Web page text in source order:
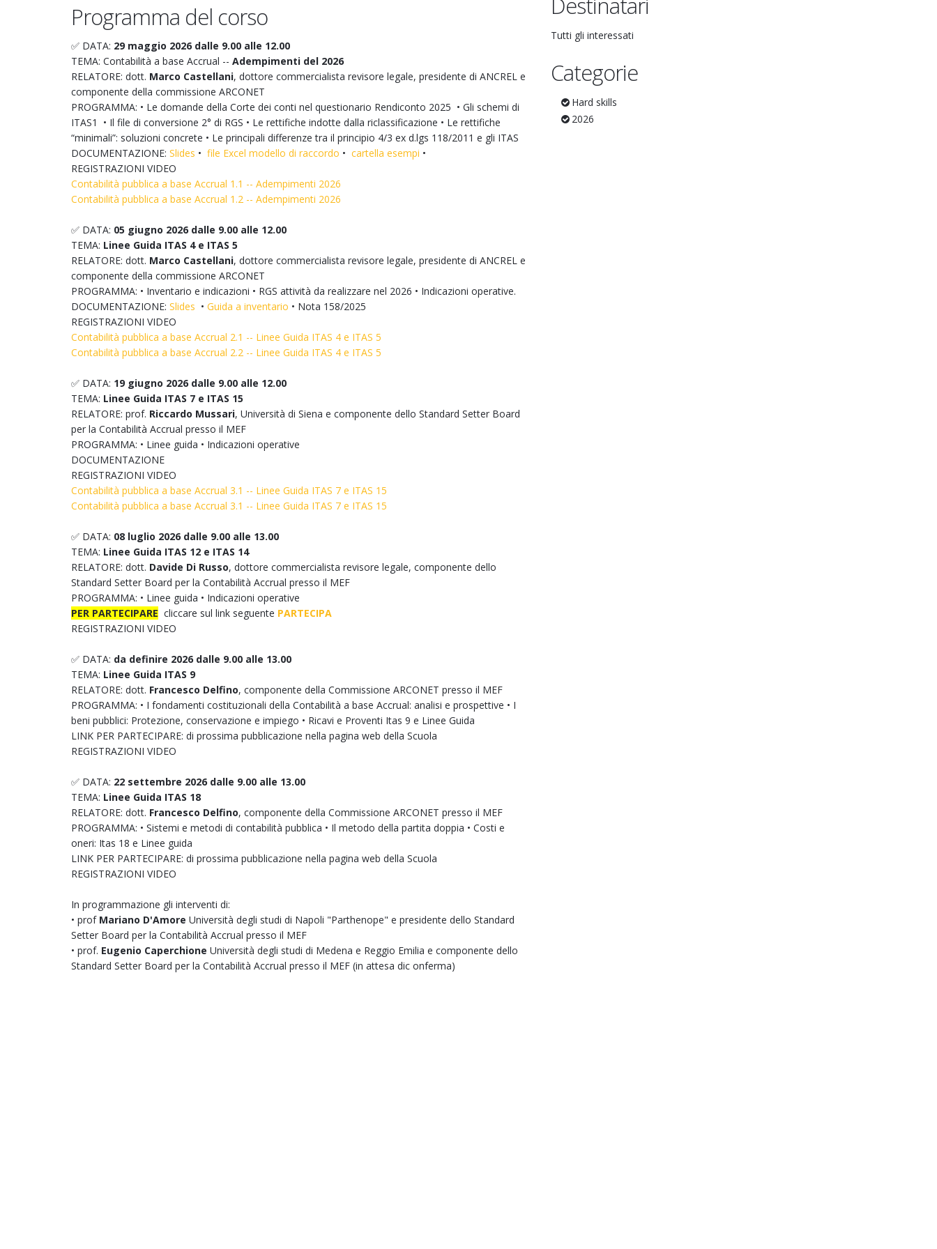
Programma del corso
✅ DATA: 29 maggio 2026 dalle 9.00 alle 12.00
TEMA: Contabilità a base Accrual -- Adempimenti del 2026
RELATORE: dott. Marco Castellani, dottore commercialista revisore legale, presidente di ANCREL e
componente della commissione ARCONET
PROGRAMMA: • Le domande della Corte dei conti nel questionario Rendiconto 2025 • Gli schemi di
ITAS1 • Il file di conversione 2° di RGS • Le rettifiche indotte dalla riclassificazione • Le rettifiche
“minimali”: soluzioni concrete • Le principali differenze tra il principio 4/3 ex d.lgs 118/2011 e gli ITAS
DOCUMENTAZIONE: Slides • file Excel modello di raccordo • cartella esempi •
REGISTRAZIONI VIDEO
Contabilità pubblica a base Accrual 1.1 -- Adempimenti 2026
Contabilità pubblica a base Accrual 1.2 -- Adempimenti 2026
✅ DATA: 05 giugno 2026 dalle 9.00 alle 12.00
TEMA: Linee Guida ITAS 4 e ITAS 5
RELATORE: dott. Marco Castellani, dottore commercialista revisore legale, presidente di ANCREL e
componente della commissione ARCONET
PROGRAMMA: • Inventario e indicazioni • RGS attività da realizzare nel 2026 • Indicazioni operative.
DOCUMENTAZIONE: Slides • Guida a inventario • Nota 158/2025
REGISTRAZIONI VIDEO
Contabilità pubblica a base Accrual 2.1 -- Linee Guida ITAS 4 e ITAS 5
Contabilità pubblica a base Accrual 2.2 -- Linee Guida ITAS 4 e ITAS 5
✅ DATA: 19 giugno 2026 dalle 9.00 alle 12.00
TEMA: Linee Guida ITAS 7 e ITAS 15
RELATORE: prof. Riccardo Mussari, Università di Siena e componente dello Standard Setter Board
per la Contabilità Accrual presso il MEF
PROGRAMMA: • Linee guida • Indicazioni operative
DOCUMENTAZIONE
REGISTRAZIONI VIDEO
Contabilità pubblica a base Accrual 3.1 -- Linee Guida ITAS 7 e ITAS 15
Contabilità pubblica a base Accrual 3.1 -- Linee Guida ITAS 7 e ITAS 15
✅ DATA: 08 luglio 2026 dalle 9.00 alle 13.00
TEMA: Linee Guida ITAS 12 e ITAS 14
RELATORE: dott. Davide Di Russo, dottore commercialista revisore legale, componente dello
Standard Setter Board per la Contabilità Accrual presso il MEF
PROGRAMMA: • Linee guida • Indicazioni operative
PER PARTECIPARE cliccare sul link seguente PARTECIPA
REGISTRAZIONI VIDEO
✅ DATA: da definire 2026 dalle 9.00 alle 13.00
TEMA: Linee Guida ITAS 9
RELATORE: dott. Francesco Delfino, componente della Commissione ARCONET presso il MEF
PROGRAMMA: • I fondamenti costituzionali della Contabilità a base Accrual: analisi e prospettive • I
beni pubblici: Protezione, conservazione e impiego • Ricavi e Proventi Itas 9 e Linee Guida
LINK PER PARTECIPARE: di prossima pubblicazione nella pagina web della Scuola
REGISTRAZIONI VIDEO
✅ DATA: 22 settembre 2026 dalle 9.00 alle 13.00
TEMA: Linee Guida ITAS 18
RELATORE: dott. Francesco Delfino, componente della Commissione ARCONET presso il MEF
PROGRAMMA: • Sistemi e metodi di contabilità pubblica • Il metodo della partita doppia • Costi e
oneri: Itas 18 e Linee guida
LINK PER PARTECIPARE: di prossima pubblicazione nella pagina web della Scuola
REGISTRAZIONI VIDEO
In programmazione gli interventi di:
• prof Mariano D'Amore Università degli studi di Napoli "Parthenope" e presidente dello Standard
Setter Board per la Contabilità Accrual presso il MEF
• prof. Eugenio Caperchione Università degli studi di Medena e Reggio Emilia e componente dello
Standard Setter Board per la Contabilità Accrual presso il MEF (in attesa dic onferma)
Tutti gli interessati
Categorie
Hard skills
2026